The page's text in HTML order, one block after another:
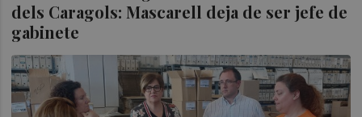
dels Caragols: Mascarell deja de ser jefe de
gabinete